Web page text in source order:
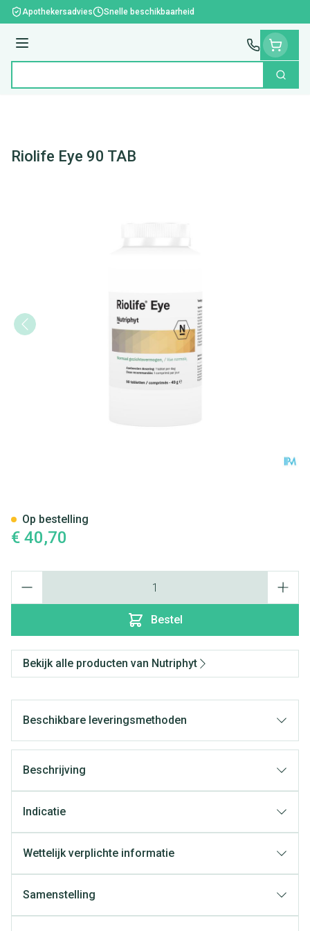
Ga naar de inhoud
Apothekersadvies Snelle beschikbaarheid
Menu
Zoek
Riolife Eye 90 TAB
€ 40,70
Bestel
Op bestelling
Bekijk alle producten van Nutriphyt
Beschikbare leveringsmethoden
Beschrijving
Indicatie
Wettelijk verplichte informatie
Samenstelling